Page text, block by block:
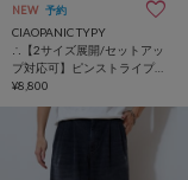
NEW 予約
CIAOPANIC TYPY
∴【2サイズ展開/セットアッ
プ対応可】ピンストライプ
レースパンツ
¥8,800